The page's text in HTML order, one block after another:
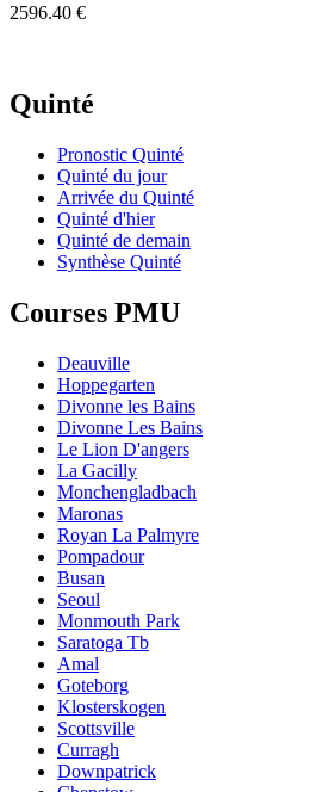
2596.40 €
Quinté
Pronostic Quinté
Quinté du jour
Arrivée du Quinté
Quinté d'hier
Quinté de demain
Synthèse Quinté
Courses PMU
Deauville
Hoppegarten
Divonne les Bains
Divonne Les Bains
Le Lion D'angers
La Gacilly
Monchengladbach
Maronas
Royan La Palmyre
Pompadour
Busan
Seoul
Monmouth Park
Saratoga Tb
Amal
Goteborg
Klosterskogen
Scottsville
Curragh
Downpatrick